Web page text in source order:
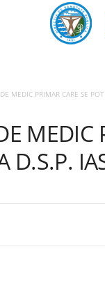
MEDIC PRIMAR CARE SE
MEDIC
D.S.P.